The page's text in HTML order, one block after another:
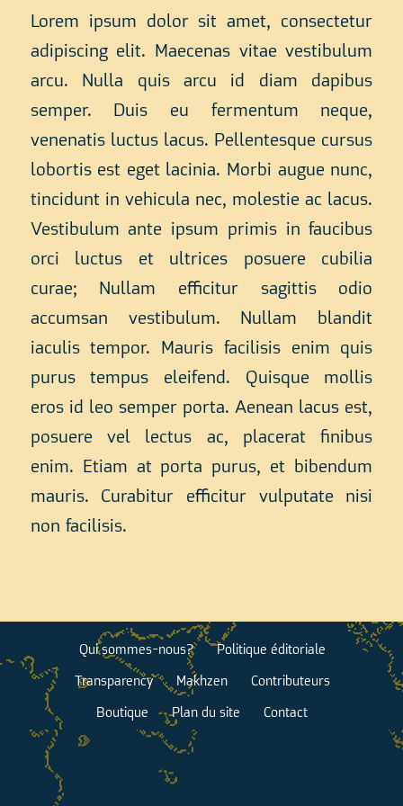
Lorem ipsum dolor sit amet, consectetur
adipiscing elit. Maecenas vitae vestibulum
arcu. Nulla quis arcu id diam dapibus
semper. Duis eu fermentum neque,
venenatis luctus lacus. Pellentesque cursus
lobortis est eget lacinia. Morbi augue nunc,
tincidunt in vehicula nec, molestie ac lacus.
Vestibulum ante ipsum primis in faucibus
orci luctus et ultrices posuere cubilia
curae; Nullam efficitur sagittis odio
accumsan vestibulum. Nullam blandit
iaculis tempor. Mauris facilisis enim quis
purus tempus eleifend. Quisque mollis
eros id leo semper porta. Aenean lacus est,
posuere vel lectus ac, placerat finibus
enim. Etiam at porta purus, et bibendum
mauris. Curabitur efficitur vulputate nisi
non facilisis.
Qui sommes-nous? Politique éditoriale
Transparency Makhzen Contributeurs
Boutique Plan du site Contact